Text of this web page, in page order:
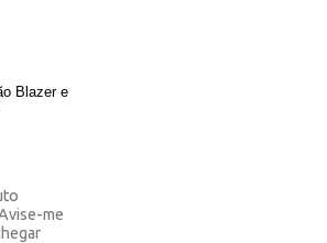
Blazer e
me